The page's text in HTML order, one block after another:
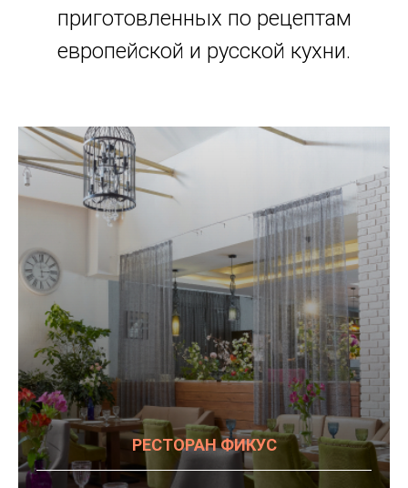
приготовленных по рецептам
европейской и русской кухни.
РЕСТОРАН ФИКУС